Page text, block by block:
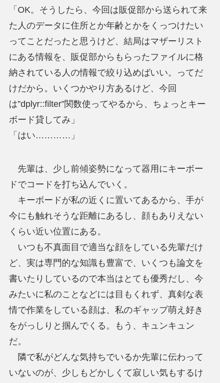
「OK。そうしたら、今回は販促部から送られて来
た人のデータに住所とか年齢とかをくっつけたい
ってことだったと思うけど、結局はマザーリスト
にある情報を、販促部からもらったファイルに格
納されている人の情報で絞り込めばいい。ってだ
けだから。いくつかやり方あるけど、今回
は”dplyr::filter”関数使ってやるから、ちょっとキー
ボード貸してみ」
「はい…………」
先輩は、少し前傾姿勢になって器用にキーボー
ドでコードを打ち込んでいく。
キーボードが私の近くに置いてあるから、手が
今にも触れそうな距離にあるし、顔もありえない
くらい近い位置にある。
いつも不真面目で適当な顔をしている先輩だけ
ど、実は専門的な知識も豊富で、いくつも論文を
書いたりしているので本当はとても優秀だし、今
みたいに私のことなどには目もくれず、真剣な表
情で作業をしている顔は、私のギャップ萌え好き
をがっしりと掴んでくる。もう、キュンキュン
だ。
隣で私がどんな気持ちでいるか先輩に伝わって
いないのが、少しもどかしくて寂しい気もするけ